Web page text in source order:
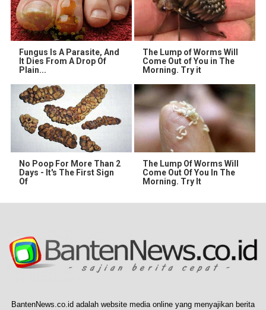
Fungus Is A Parasite, And
It Dies From A Drop Of
Plain...
The Lump of Worms Will
Come Out of You in The
Morning. Try it
No Poop For More Than 2
Days - It's The First Sign
Of
The Lump Of Worms Will
Come Out Of You In The
Morning. Try It
BantenNews.co.id adalah website media online yang menyajikan berita